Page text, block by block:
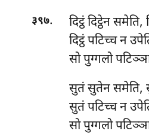
३९७.
दिट्ठं दिट्ठेन समेति,
दिट्ठं पटिच्च न
सो पुग्गलो
सुतं सुतेन समेति,
सुतं पटिच्च न
सो पुग्गलो